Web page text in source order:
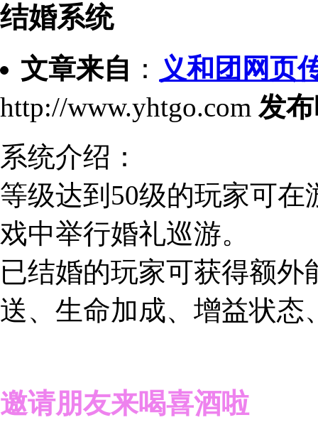
结婚系统
文章来自 ： 义和团网页
http://www.yhtgo.com 发
系统介绍：
等级达到50级的玩家可
戏中举行婚礼巡游。
已结婚的玩家可获得额
送、生命加成、增益状态
邀请朋友来喝喜酒啦